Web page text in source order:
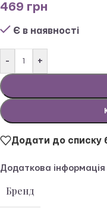
469 грн
Є в наявності
- +
Додати до списку
Додаткова інформація
Бренд